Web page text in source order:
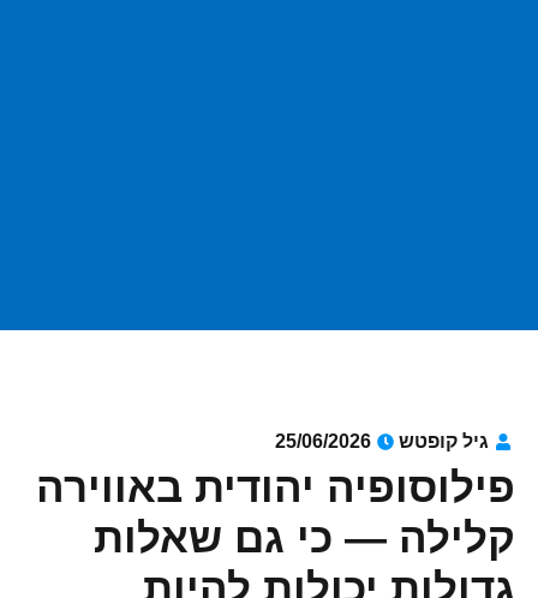
גיל קופטש 25/06/2026
פילוסופיה יהודית באווירה
קלילה — כי גם שאלות
גדולות יכולות להיות